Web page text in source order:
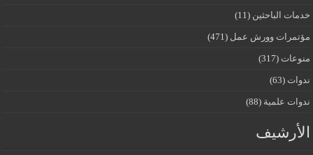
خدمات الباحثين (11)
مؤتمرات وورش عمل (471)
منوعات (317)
ندوات (63)
ندوات علمية (88)
الأرشيف